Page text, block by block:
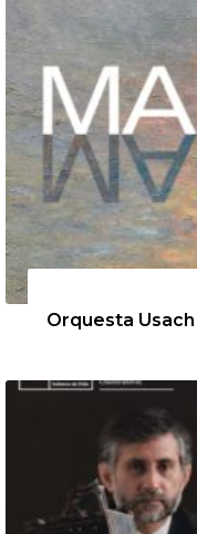
Orquesta Usach